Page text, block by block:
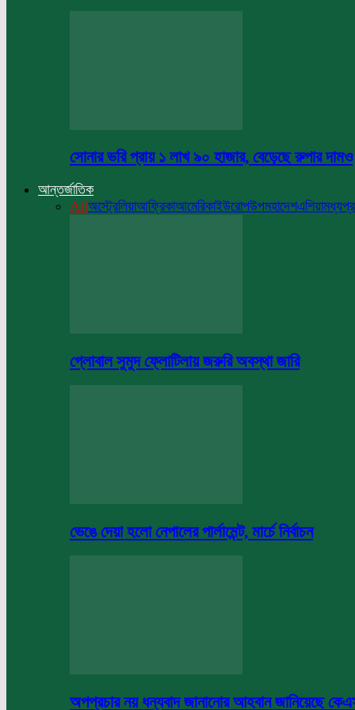
সোনার ভরি প্রায় ১ লাখ ৯০ হাজার, বেড়েছে রুপার দামও
আন্তর্জাতিক
Allঅস্ট্রেলিয়াআফ্রিকাআমেরিকাইউরোপউপমহাদেশএশিয়া
গ্লোবাল সুমুদ ফ্লোটিলায় জরুরি অবস্থা জারি
ভেঙে দেয়া হলো নেপালের পার্লামেন্ট, মার্চে নির্বাচন
অপপ্রচার নয় ধন্যবাদ জানানোর আহবান জানিয়েছে